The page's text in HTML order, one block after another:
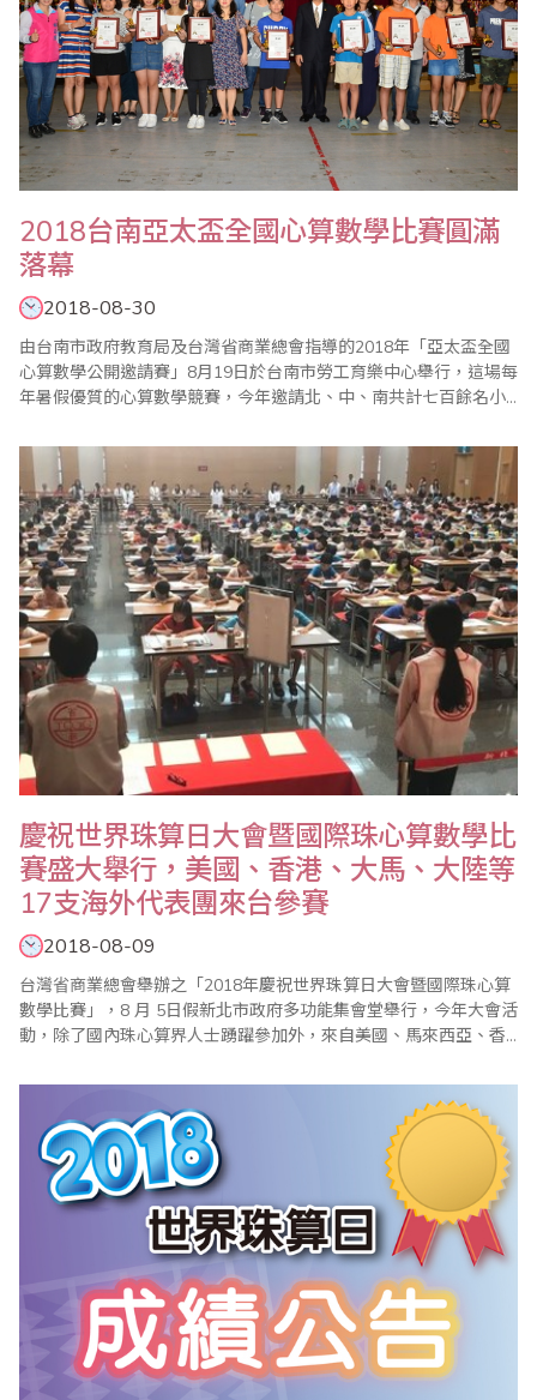
2018台南亞太盃全國心算數學比賽圓滿
落幕
2018-08-30
由台南市政府教育局及台灣省商業總會指導的2018年「亞太盃全國
心算數學公開邀請賽」8月19日於台南市勞工育樂中心舉行，這場每
年暑假優質的心算數學競賽，今年邀請北、中、南共計七百餘名小
勵好、獎品豐富、獎盃高大精緻外，第一名更加發獎學金，另為獎
勵應屆畢業生，特別設立「亞太模範獎」鼓勵優秀選手，且各組榮
獲前十名選手特別頒發台南市教育局長獎狀, 整..
慶祝世界珠算日大會暨國際珠心算數學比
賽盛大舉行，美國、香港、大馬、大陸等
17支海外代表團來台參賽
2018-08-09
台灣省商業總會舉辦之「2018年慶祝世界珠算日大會暨國際珠心算
數學比賽」，8 月 5日假新北市政府多功能集會堂舉行，今年大會活
動，除了國內珠心算界人士踴躍參加外，來自美國、馬來西亞、香
上，並首度由新任大會會長、省商總會副理事長兼珠心算數學委員
會主任委員、世界珠算心算聯合會副會長蕭秋勇主持，都受到國內
外相關同業熱烈歡迎。 (大會..